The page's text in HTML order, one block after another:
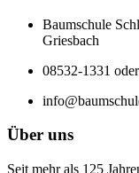
Baumschule
Griesbach
08532-1331
Über uns
Seit mehr als 125